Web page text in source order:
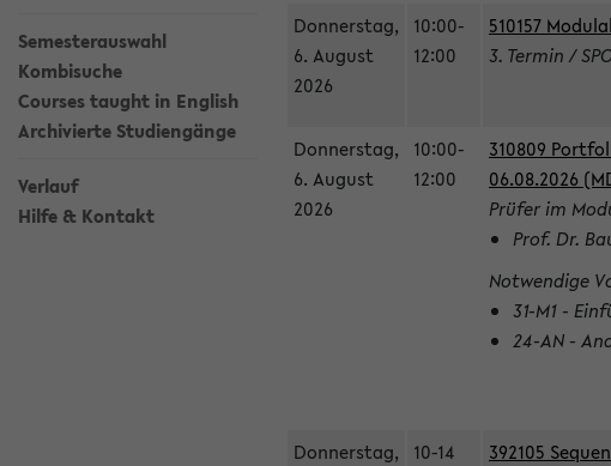
Semesterauswahl
Kombisuche
Courses taught in English
Archivierte Studiengänge
Verlauf
Hilfe & Kontakt
Donnerstag,
6. August
2026
10:00-
12:00
510157
3. Termin /
Donnerstag,
6. August
2026
10:00-
12:00
310809
06.08.2026
Prüfer im
Prof. Dr.
Notwendige
31-M1 -
24-AN -
Donnerstag,
10-14 392105